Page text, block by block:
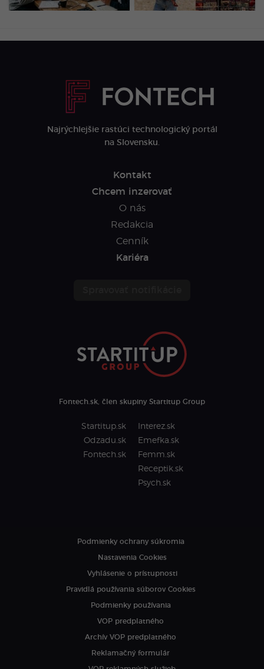
Najrýchlejšie rastúci technologický portál
na Slovensku.
Kontakt
Chcem inzerovať
O nás
Redakcia
Cenník
Kariéra
Fontech.sk, člen skupiny Startitup Group
Startitup.sk
Odzadu.sk
Fontech.sk
Interez.sk
Emefka.sk
Femm.sk
Receptik.sk
Psych.sk
Podmienky ochrany súkromia
Nastavenia Cookies
Vyhlásenie o prístupnosti
Pravidlá používania súborov Cookies
Podmienky používania
VOP predplatného
Archív VOP predplatného
Reklamačný formulár